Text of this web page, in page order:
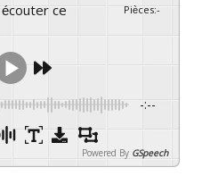
Pièces:-
-:--
Powered By GSpeech